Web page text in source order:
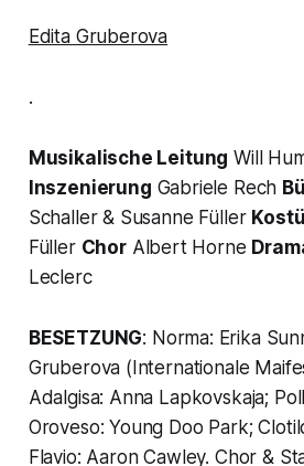
Edita Gruberova
.
Musikalische Leitung Will
Inszenierung Gabriele Rech
Schaller & Susanne Füller
Füller ChorAlbert Horne
Leclerc
BESETZUNG: Norma: Erika
Gruberova (Internationale
Adalgisa: Anna Lapkovskaja;
Oroveso: Young Doo Park;
Flavio: Aaron Cawley. Chor &